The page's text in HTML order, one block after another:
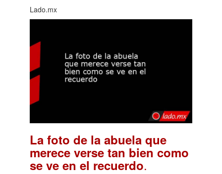
Lado.mx
La foto de la abuela que
merece verse tan bien como
se ve en el recuerdo.